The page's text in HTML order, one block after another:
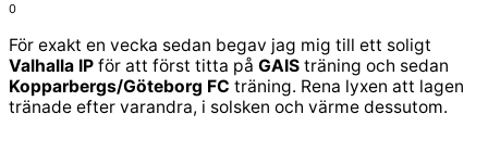
0
För exakt en vecka sedan begav jag mig till ett soligt
Valhalla IP för att först titta på GAIS träning och sedan
Kopparbergs/Göteborg FC träning. Rena lyxen att lagen
tränade efter varandra, i solsken och värme dessutom.